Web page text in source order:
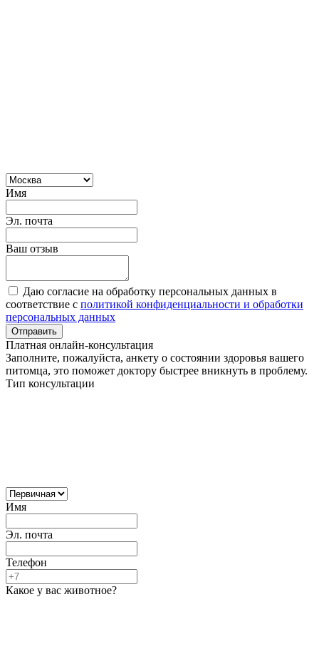
Имя
Эл. почта
Ваш отзыв
Даю согласие на обработку персональных данных в
соответствие с политикой конфиденциальности и обработки
персональных данных
Отправить
Платная онлайн-консультация
Заполните, пожалуйста, анкету о состоянии здоровья вашего
питомца, это поможет доктору быстрее вникнуть в проблему.
Тип консультации
Имя
Эл. почта
Телефон
Какое у вас животное?